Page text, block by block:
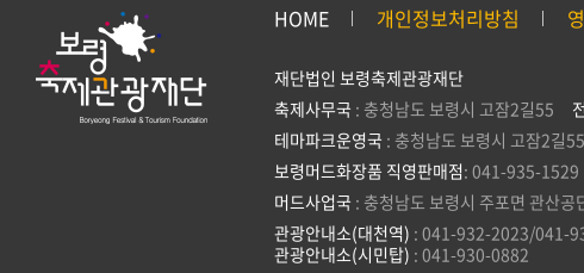
HOME 개인정보처리방침
재단법인 보령축제관광재단
축제사무국 : 충청남도 보령시 고잠2길55
테마파크운영국 : 충청남도 보령시 고잠2길55
보령머드화장품 직영판매점: 041-935-1529
머드사업국 : 충청남도 보령시 주포면 관산공
관광안내소(대천역) : 041-932-2023/041-
관광안내소(시민탑) : 041-930-0882